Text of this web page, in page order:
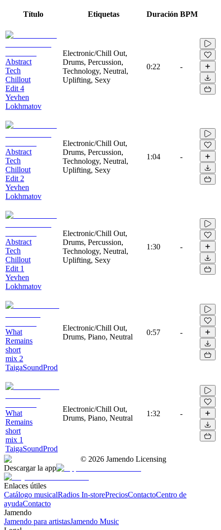
Título Etiquetas Duración BPM
Abstract
Tech
Chillout
Edit 4
Yevhen
Lokhmatov
Electronic/Chill Out,
Drums, Percussion,
Technology, Neutral,
Uplifting, Sexy
0:22 -
Abstract
Tech
Chillout
Edit 2
Yevhen
Lokhmatov
Electronic/Chill Out,
Drums, Percussion,
Technology, Neutral,
Uplifting, Sexy
1:04 -
Abstract
Tech
Chillout
Edit 1
Yevhen
Lokhmatov
Electronic/Chill Out,
Drums, Percussion,
Technology, Neutral,
Uplifting, Sexy
1:30 -
What
Remains
short
mix 2
TaigaSoundProd
Electronic/Chill Out,
Drums, Piano, Neutral
0:57 -
What
Remains
short
mix 1
TaigaSoundProd
Electronic/Chill Out,
Drums, Piano, Neutral
1:32 -
© 2026 Jamendo Licensing
Descargar la app
Enlaces útiles
Catálogo musicalRadios In-storePreciosContactoCentro de
ayudaContacto
Jamendo
Jamendo para artistasJamendo Music